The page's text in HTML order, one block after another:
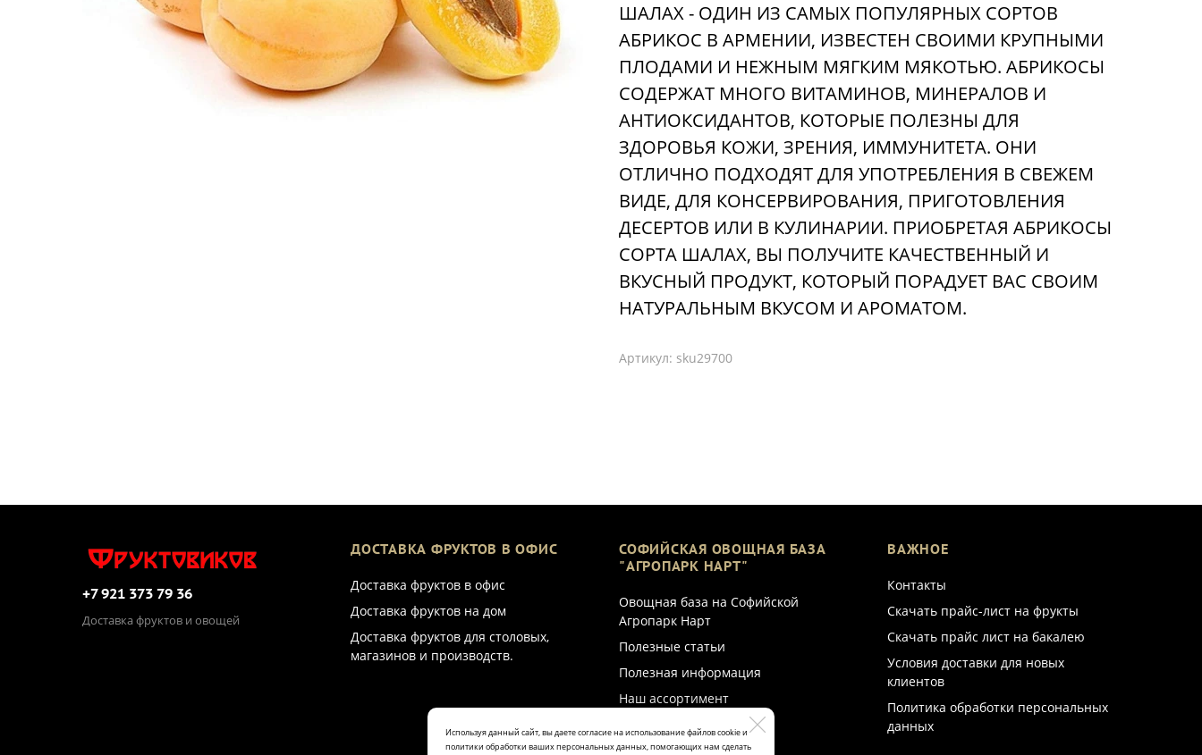
Используя данный сайт, вы даете согласие на использование файлов cookie и
политики обработки ваших персональных данных, помогающих нам сделать
ШАЛАХ - ОДИН ИЗ САМЫХ ПОПУЛЯРНЫХ СОРТОВ
АБРИКОС В АРМЕНИИ, ИЗВЕСТЕН СВОИМИ КРУПНЫМИ
ПЛОДАМИ И НЕЖНЫМ МЯГКИМ МЯКОТЬЮ. АБРИКОСЫ
СОДЕРЖАТ МНОГО ВИТАМИНОВ, МИНЕРАЛОВ И
АНТИОКСИДАНТОВ, КОТОРЫЕ ПОЛЕЗНЫ ДЛЯ
ЗДОРОВЬЯ КОЖИ, ЗРЕНИЯ, ИММУНИТЕТА. ОНИ
ОТЛИЧНО ПОДХОДЯТ ДЛЯ УПОТРЕБЛЕНИЯ В СВЕЖЕМ
ВИДЕ, ДЛЯ КОНСЕРВИРОВАНИЯ, ПРИГОТОВЛЕНИЯ
ДЕСЕРТОВ ИЛИ В КУЛИНАРИИ. ПРИОБРЕТАЯ АБРИКОСЫ
СОРТА ШАЛАХ, ВЫ ПОЛУЧИТЕ КАЧЕСТВЕННЫЙ И
ВКУСНЫЙ ПРОДУКТ, КОТОРЫЙ ПОРАДУЕТ ВАС СВОИМ
НАТУРАЛЬНЫМ ВКУСОМ И АРОМАТОМ.
Артикул: sku29700
+7 921 373 79 36
Доставка фруктов и овощей
ДОСТАВКА ФРУКТОВ В ОФИС
Доставка фруктов в офис
Доставка фруктов на дом
Доставка фруктов для столовых,
магазинов и производств.
СОФИЙСКАЯ ОВОЩНАЯ БАЗА
"АГРОПАРК НАРТ"
Овощная база на Софийской
Агропарк Нарт
Полезные статьи
Полезная информация
Наш ассортимент
ВАЖНОЕ
Контакты
Скачать прайс-лист на фрукты
Скачать прайс лист на бакалею
Условия доставки для новых
клиентов
Политика обработки персональных
данных